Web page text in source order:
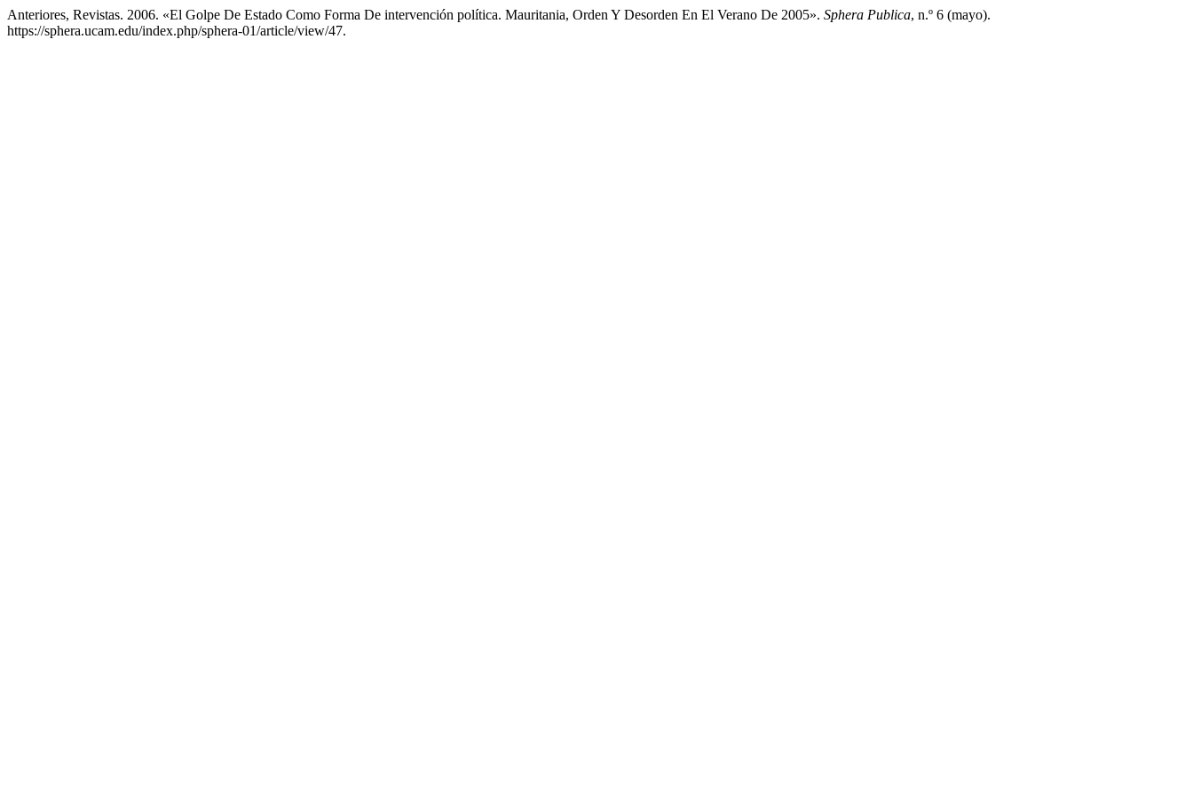
Anteriores, Revistas. 2006. «El Golpe De Estado Como Forma De intervención política. Mauritania, Orden Y Desorden En El Verano De 2005». Sphera Publica, n.º 6 (mayo).
https://sphera.ucam.edu/index.php/sphera-01/article/view/47.